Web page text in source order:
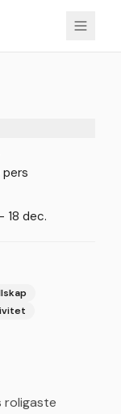
1/
pers
18 dec.
roligaste